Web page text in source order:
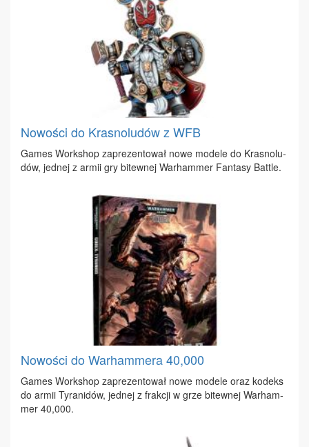
Nowości do Krasnoludów z WFB
Ga­mes Work­shop za­pre­zen­to­wał no­we mo­de­le do Kra­sno­lu­
dów, jed­nej z ar­mii gry bi­tew­nej War­ham­mer Fan­ta­sy Bat­tle.
Nowości do Warhammera 40,000
Ga­mes Work­shop za­pre­zen­to­wał no­we mo­de­le oraz ko­deks
do ar­mii Ty­ra­ni­dów, jed­nej z frak­cji w grze bi­tew­nej War­ham­
mer 40,000.